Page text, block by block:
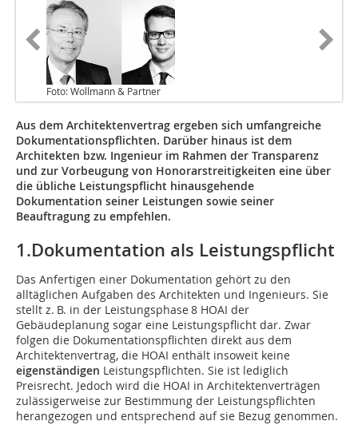
Foto: Wollmann & Partner
Aus dem Architektenvertrag ergeben sich umfangreiche
Dokumentationspflichten. Darüber hinaus ist dem
Architekten bzw. Ingenieur im Rahmen der Transparenz
und zur Vorbeugung von Honorarstreitigkeiten eine über
die übliche Leistungspflicht hinausgehende
Dokumentation seiner Leistungen sowie seiner
Beauftragung zu empfehlen.
1.Dokumentation als Leistungspflicht
Das Anfertigen einer Dokumentation gehört zu den
alltäglichen Aufgaben des Architekten und Ingenieurs. Sie
stellt z. B. in der Leistungsphase 8 HOAI der
Gebäudeplanung sogar eine Leistungspflicht dar. Zwar
folgen die Dokumentationspflichten direkt aus dem
Architektenvertrag, die HOAI enthält insoweit keine
eigenständigen Leis­tungspflichten. Sie ist lediglich
Preisrecht. Jedoch wird die HOAI in Architektenverträgen
zulässigerweise zur Bestimmung der Leistungspflichten
herangezogen und entsprechend auf sie Bezug genommen.